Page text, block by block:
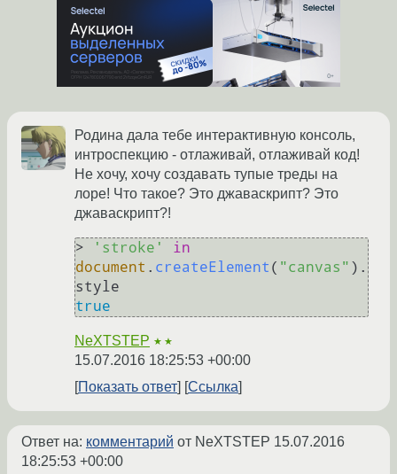
Родина дала тебе интерактивную консоль,
интроспекцию - отлаживай, отлаживай код!
Не хочу, хочу создавать тупые треды на
лоре! Что такое? Это джаваскрипт? Это
джаваскрипт?!
> 'stroke'
in
document . createElement ( "canvas" ).
style
true
NeXTSTEP ★★
15.07.2016 18:25:53 +00:00
Показать ответ
Ссылка
Ответ на: комментарий от NeXTSTEP 15.07.2016
18:25:53 +00:00